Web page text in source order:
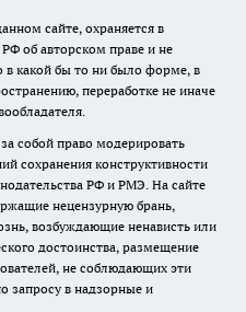
сайте, охраняется в
об авторском праве и не
какой бы то ни было форме, в
переработке не иначе
собой право модерировать
сохранения конструктивности
РФ и РМЭ. На сайте
нецензурную брань,
возбуждающие ненависть или
достоинства, размещение
не соблюдающих эти
запросу в надзорные и